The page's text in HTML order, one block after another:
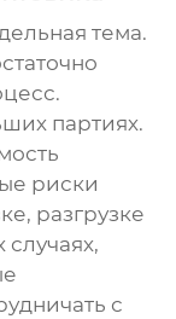
тема.
партиях.
риски
разгрузке
с